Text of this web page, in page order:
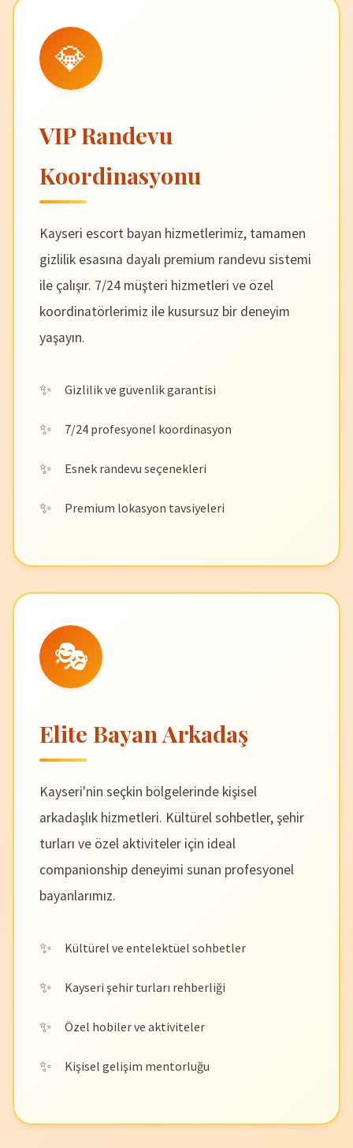
💎
VIP Randevu
Koordinasyonu
Kayseri escort bayan hizmetlerimiz, tamamen
gizlilik esasına dayalı premium randevu sistemi
ile çalışır. 7/24 müşteri hizmetleri ve özel
koordinatörlerimiz ile kusursuz bir deneyim
yaşayın.
Gizlilik ve güvenlik garantisi
7/24 profesyonel koordinasyon
Esnek randevu seçenekleri
Premium lokasyon tavsiyeleri
🎭
Elite Bayan Arkadaş
Kayseri'nin seçkin bölgelerinde kişisel
arkadaşlık hizmetleri. Kültürel sohbetler, şehir
turları ve özel aktiviteler için ideal
companionship deneyimi sunan profesyonel
bayanlarımız.
Kültürel ve entelektüel sohbetler
Kayseri şehir turları rehberliği
Özel hobiler ve aktiviteler
Kişisel gelişim mentorluğu